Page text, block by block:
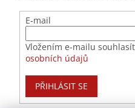
E-mail
Vložením e-mailu
osobních údajů
PŘIHLÁSIT SE